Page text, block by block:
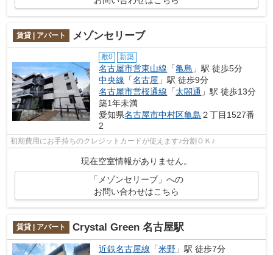
賃貸 | アパート メゾンセリーブ
敷0 新築
名古屋市営東山線 「亀島 」駅 徒歩5分
中央線 「名古屋 」駅 徒歩9分
名古屋市営桜通線 「太閤通 」駅 徒歩13分
築1年未満
愛知県名古屋市中村区亀島 ２丁目1527番
2
初期費用にお手持ちのクレジットカードが使えます♪分割ＯＫ♪
現在空室情報がありません。
「メゾンセリーブ」への
お問い合わせはこちら
賃貸 | アパート Crystal Green 名古屋駅
近鉄名古屋線 「米野 」駅 徒歩7分